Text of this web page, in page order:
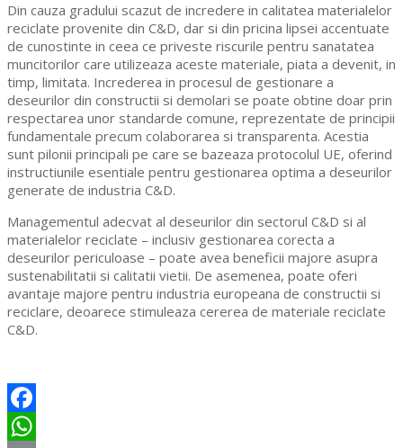
Din cauza gradului scazut de incredere in calitatea materialelor
reciclate provenite din C&D, dar si din pricina lipsei accentuate
de cunostinte in ceea ce priveste riscurile pentru sanatatea
muncitorilor care utilizeaza aceste materiale, piata a devenit, in
timp, limitata. Increderea in procesul de gestionare a
deseurilor din constructii si demolari se poate obtine doar prin
respectarea unor standarde comune, reprezentate de principii
fundamentale precum colaborarea si transparenta. Acestia
sunt pilonii principali pe care se bazeaza protocolul UE, oferind
instructiunile esentiale pentru gestionarea optima a deseurilor
generate de industria C&D.
Managementul adecvat al deseurilor din sectorul C&D si al
materialelor reciclate – inclusiv gestionarea corecta a
deseurilor periculoase – poate avea beneficii majore asupra
sustenabilitatii si calitatii vietii. De asemenea, poate oferi
avantaje majore pentru industria europeana de constructii si
reciclare, deoarece stimuleaza cererea de materiale reciclate
C&D.
Facebook